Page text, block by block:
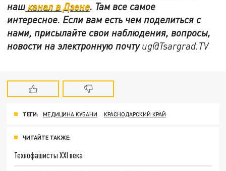
нашканал в Дзене. Там все самое
интересное. Если вам есть чем поделиться с
нами, присылайте свои наблюдения, вопросы,
новости на электронную почтуug@Tsargrad.TV
ТЕГИ: МЕДИЦИНА КУБАНИ КРАСНОДАРСКИЙ КРАЙ
ЧИТАЙТЕ ТАКЖЕ:
Технофашисты XXI века